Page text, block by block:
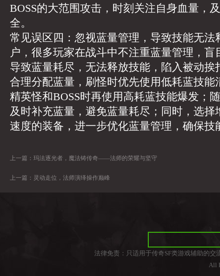
BOSS的大范围攻击，时刻关注自身血量，
全。
常见误区四：忽视蓝量管理，导致技能无法
户，很多玩家在战斗中不注重蓝量管理，
导致蓝量耗尽，无法释放技能，陷入被动挨
合理分配蓝量，刷怪时优先使用低耗蓝技能
精英怪和BOSS时再使用高耗蓝技能爆发；
及时补充蓝量，避免蓝量耗尽；同时，选择
速度的装备，进一步优化蓝量管理，确保技
上一篇： 玛法逐光者，魔法铸传奇——法师的荣耀与坚守
上一篇： 灵动走位，法师演绎操作巅峰
法律免责：只适用于传奇SF类游戏辅助的
All